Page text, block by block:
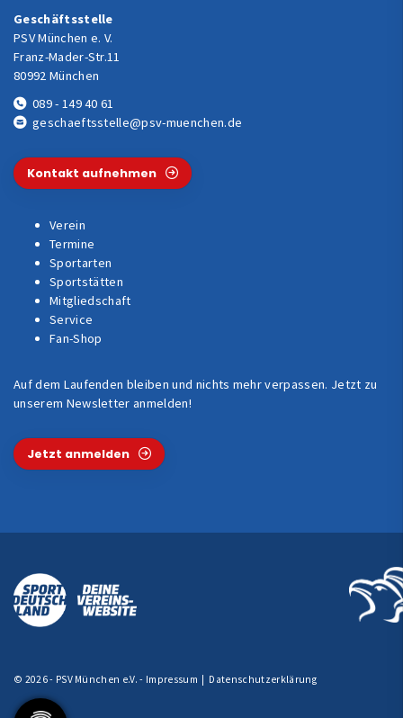
Geschäftsstelle
PSV München e. V.
Franz-Mader-Str.11
80992 München
089 - 149 40 61
geschaeftsstelle@psv-muenchen.de
Kontakt aufnehmen
Verein
Termine
Sportarten
Sportstätten
Mitgliedschaft
Service
Fan-Shop
Auf dem Laufenden bleiben und nichts mehr verpassen. Jetzt zu
unserem Newsletter anmelden!
Jetzt anmelden
© 2026 - PSV München e.V. - Impressum Datenschutzerklärung